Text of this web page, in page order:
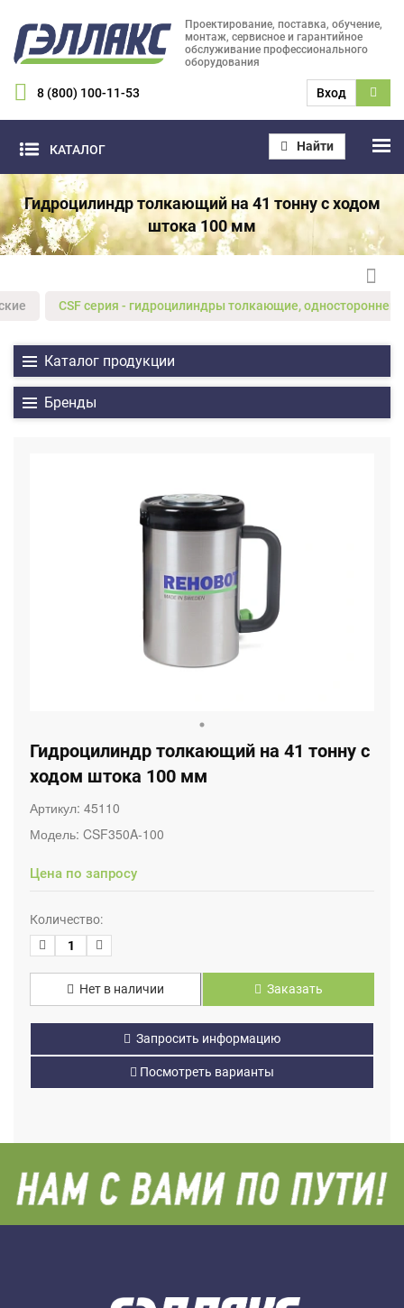
Проектирование, поставка, обучение,
монтаж, сервисное и гарантийное
обслуживание профессионального
оборудования
8 (800) 100-11-53 Вход
КАТАЛОГ Найти
Гидроцилиндр толкающий на 41 тонну с ходом
штока 100 мм
CSF серия - гидроцилиндры толкающие,
Каталог продукции
Бренды
Гидроцилиндр толкающий на 41 тонну с
ходом штока 100 мм
Артикул: 45110
Модель: CSF350A-100
Цена по запросу
Количество:
Нет в наличии Заказать
Запросить информацию
Посмотреть варианты